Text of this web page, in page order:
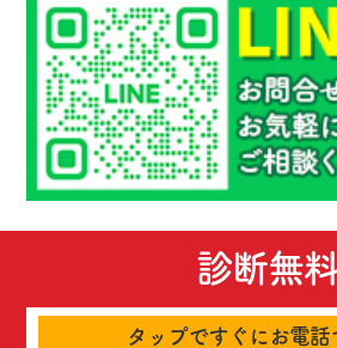
診断無
タップですぐにお電話